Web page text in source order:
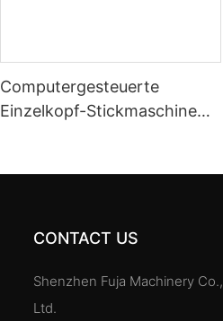
Computergesteuerte
Einzelkopf-Stickmaschine
CONTACT US
Shenzhen Fuja Machinery Co.,
Ltd.